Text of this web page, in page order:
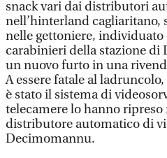
snack vari dai distributori
nell’hinterland cagliaritano,
nelle gettoniere, individuato
carabinieri della stazione
un nuovo furto in una
A essere fatale al
è stato il sistema di
telecamere lo hanno
distributore automatico di
Decimomannu.